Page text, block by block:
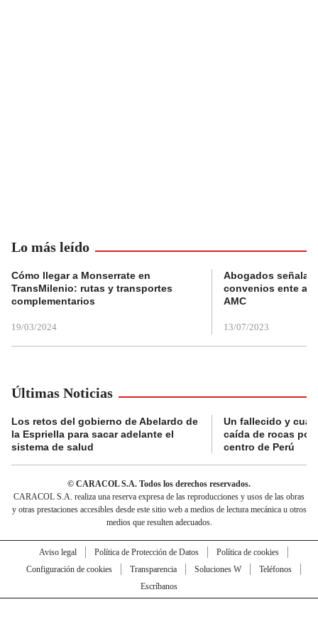
Lo más leído
Cómo llegar a Monserrate en
TransMilenio: rutas y transportes
complementarios
19/03/2024
Abogados
convenios ente
AMC
13/07/2023
Últimas Noticias
Los retos del gobierno de Abelardo de
la Espriella para sacar adelante el
sistema de salud
Un fallecido y
caída de rocas por
centro de Perú
© CARACOL S.A. Todos los derechos reservados.
CARACOL S.A. realiza una reserva expresa de las reproducciones y usos de las obras
y otras prestaciones accesibles desde este sitio web a medios de lectura mecánica u otros
medios que resulten adecuados.
Aviso legal Política de Protección de Datos
Política de cookies
Configuración de cookies
Transparencia Soluciones W
Teléfonos
Escríbanos